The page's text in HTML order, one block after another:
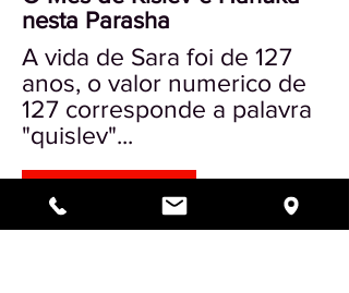
nesta Parasha
A vida de Sara foi de 127
anos, o valor numerico de
127 corresponde a palavra
"quislev"...